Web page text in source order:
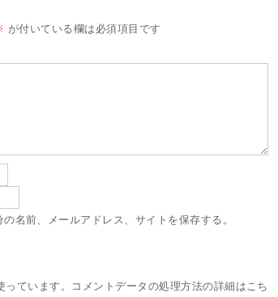
が付いている欄は必須項目です
名前、メールアドレス、サイトを保存する。
ています。
コメントデータの処理方法の詳細はこち